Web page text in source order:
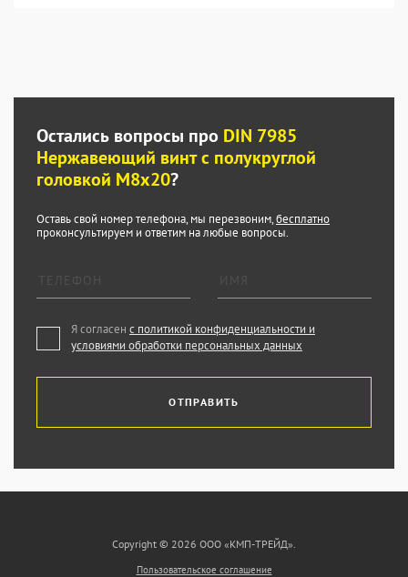
Остались вопросы про DIN 7985
Нержавеющий винт с полукруглой
головкой М8х20?
Оставь свой номер телефона, мы перезвоним,бесплатно
проконсультируем и ответим на любые вопросы.
Я согласен с политикой конфиденциальности и
условиями обработки персональных данных
ОТПРАВИТЬ
Copyright © 2026 ООО «КМП-ТРЕЙД».
Пользовательское соглашение